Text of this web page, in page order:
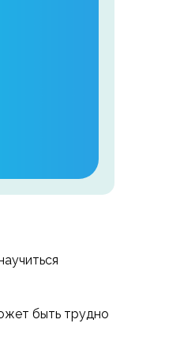
быть трудно